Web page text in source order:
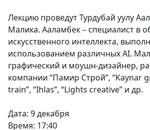
Лекцию проведут Турдубай уулу
Малика. Ааламбек – специалист в
искусственного интеллекта,
использованием различных AI.
графический и моушн-дизайнер,
компании “Памир Строй”, “Kaynar
train”, “Ihlas”, “Lights creative” и др.
Дата: 9 декабря
Время: 17:40